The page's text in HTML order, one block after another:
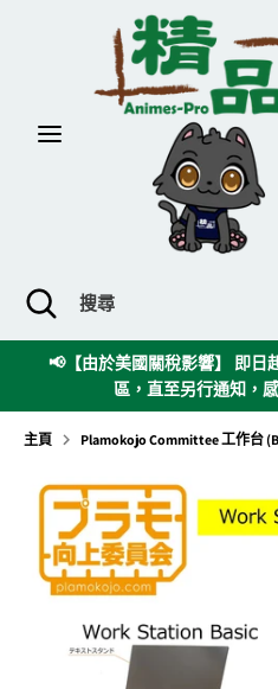
尋
搜
尋
關
閉
搜
📢【由於美國關稅影響】 即日
區，直至另行通知，
主頁 Plamokojo Committee 工作台